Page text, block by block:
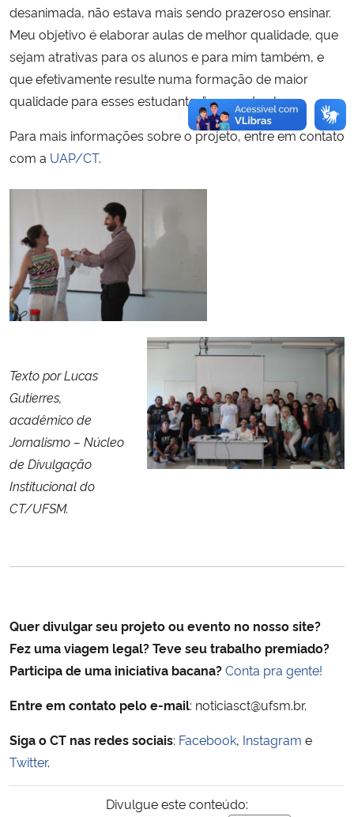
desanimada, não estava mais sendo prazeroso ensinar.
Meu objetivo é elaborar aulas de melhor qualidade, que
sejam atrativas para os alunos e para mim também, e
que efetivamente resulte numa formação de maior
qualidade para esses estudantes”, comenta ela.
Para mais informações sobre o projeto, entre em contato
com a UAP/CT.
Texto por Lucas
Gutierres,
acadêmico de
Jornalismo – Núcleo
de Divulgação
Institucional do
CT/UFSM.
Quer divulgar seu projeto ou evento no nosso site?
Fez uma viagem legal? Teve seu trabalho premiado?
Participa de uma iniciativa bacana?Conta pra gente!
Entre em contato pelo e-mail: noticiasct@ufsm.br.
Siga o CT nas redes sociais: Facebook, Instagram e
Twitter.
Divulgue este conteúdo: